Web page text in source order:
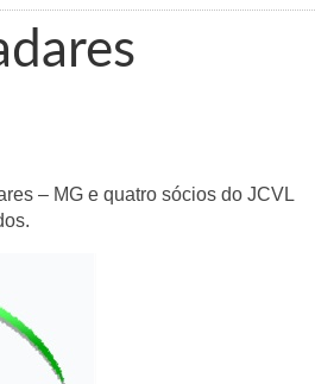
– MG e quatro sócios do JCVL